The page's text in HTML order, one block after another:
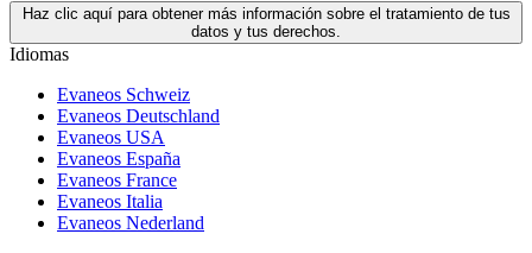
Haz clic aquí para obtener más información sobre el tratamiento de tus
datos y tus derechos.
Idiomas
Evaneos Schweiz
Evaneos Deutschland
Evaneos USA
Evaneos España
Evaneos France
Evaneos Italia
Evaneos Nederland